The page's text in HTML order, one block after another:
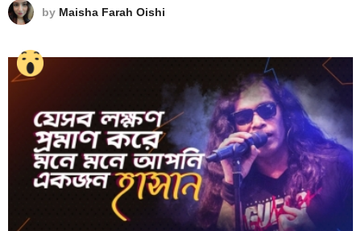
by Maisha Farah Oishi